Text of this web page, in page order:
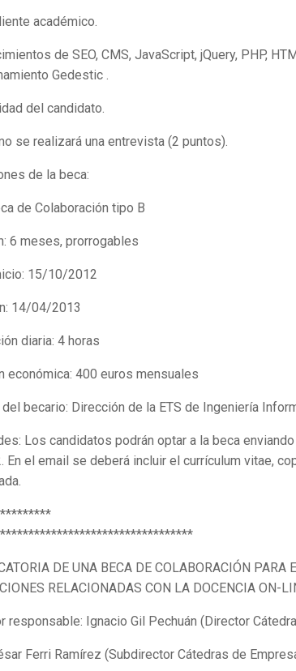
académico.
de SEO, CMS, JavaScript, jQuery, PHP,
Gedestic .
del candidato.
se realizará una entrevista (2 puntos).
de la beca:
de Colaboración tipo B
6 meses, prorrogables
15/10/2012
14/04/2013
diaria: 4 horas
económica: 400 euros mensuales
becario: Dirección de la ETS de Ingeniería
Los candidatos podrán optar a la beca
En el email se deberá incluir el currículum vitae,
DE UNA BECA DE COLABORACIÓN
RELACIONADAS CON LA DOCENCIA ON-
responsable: Ignacio Gil Pechuán (Director
Ferri Ramírez (Subdirector Cátedras de